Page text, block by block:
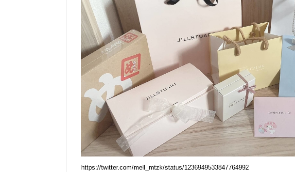
https://twitter.com/mell_mtzk/status/1236949533847764992